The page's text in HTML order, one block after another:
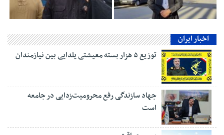
اخبار ایران
توزیع ۵ هزار بسته معیشتی یلدایی بین نیازمندان
جهاد سازندگی رفع محرومیت‌زدایی در جامعه
است